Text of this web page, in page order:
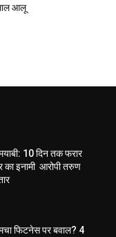
आलू
10 दिन तक फरार
का इनामी आरोपी तरुण
फिटनेस पर बवाल? 4